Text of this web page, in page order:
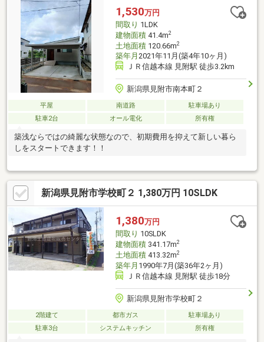
後5年間保証・返済額や融資可能額など、お客様のご希望にあわせ
てご提案。住宅ローンが初めての方でもお気軽にご相談ください
1,530万円
間取り 1LDK
建物面積41.4m2
土地面積120.66m2
築年月 2021年11月(築4年10ヶ月)
ＪＲ信越本線 見附駅 徒歩3.2km
新潟県見附市南本町２
平屋 南道路
駐車場あり
駐車2台
オール電化 所有権
築浅ならではの綺麗な状態なので、初期費用を抑えて新しい暮ら
しをスタートできます！！
新潟県見附市学校町２ 1,380万円 10SLDK
1,380万円
間取り 10SLDK
建物面積341.17m2
土地面積413.32m2
築年月 1990年7月(築36年2ヶ月)
ＪＲ信越本線 見附駅 徒歩18分
新潟県見附市学校町２
2階建て 都市ガス
駐車場あり
駐車3台
システムキッチン 所有権